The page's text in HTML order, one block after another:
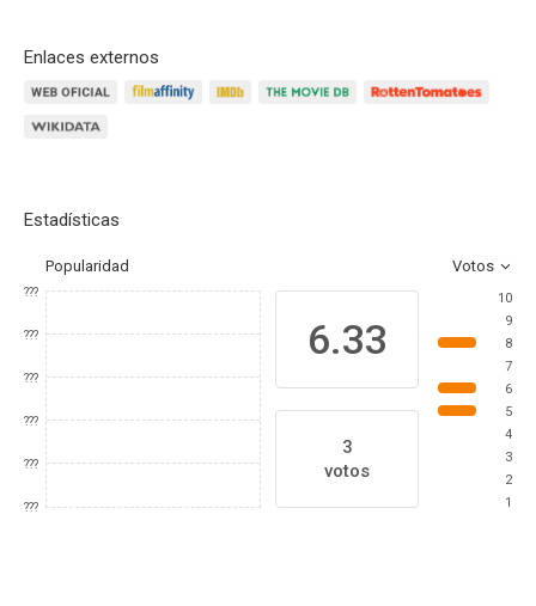
Enlaces externos
Estadísticas
Popularidad Votos
???
???
???
???
???
???
6.33
3
votos
10
9
8
7
6
5
4
3
2
1